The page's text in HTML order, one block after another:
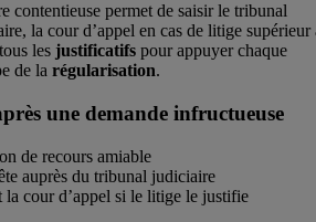
contentieuse permet de saisir le tribunal
la cour d’appel en cas de litige supérieur
les justificatifs pour appuyer chaque
de la régularisation.
une demande infructueuse
de recours amiable
auprès du tribunal judiciaire
la cour d’appel si le litige le justifie